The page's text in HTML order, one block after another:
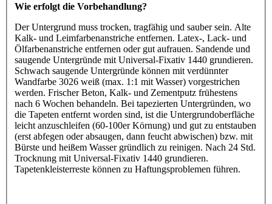
Wie erfolgt die Vorbehandlung?
Der Untergrund muss trocken, tragfähig und sauber sein. Alte
Kalk- und Leimfarbenanstriche entfernen. Latex-, Lack- und
Ölfarbenanstriche entfernen oder gut aufrauen. Sandende und
saugende Untergründe mit Universal-Fixativ 1440 grundieren.
Schwach saugende Untergründe können mit verdünnter
Wandfarbe 3026 weiß (max. 1:1 mit Wasser) vorgestrichen
werden. Frischer Beton, Kalk- und Zementputz frühestens
nach 6 Wochen behandeln. Bei tapezierten Untergründen, wo
die Tapeten entfernt worden sind, ist die Untergrundoberfläche
leicht anzuschleifen (60-100er Körnung) und gut zu entstauben
(erst abfegen oder absaugen, dann feucht abwischen) bzw. mit
Bürste und heißem Wasser gründlich zu reinigen. Nach 24 Std.
Trocknung mit Universal-Fixativ 1440 grundieren.
Tapetenkleisterreste können zu Haftungsproblemen führen.